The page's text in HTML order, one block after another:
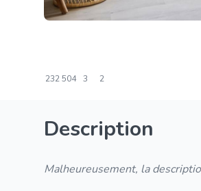
232 504 3 2
Description
Malheureusement, la